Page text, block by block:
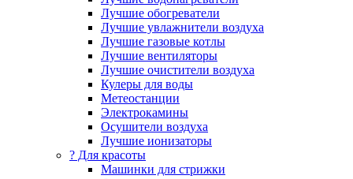
Лучшие обогреватели
Лучшие увлажнители воздуха
Лучшие газовые котлы
Лучшие вентиляторы
Лучшие очистители воздуха
Кулеры для воды
Метеостанции
Электрокамины
Осушители воздуха
Лучшие ионизаторы
? Для красоты
Машинки для стрижки